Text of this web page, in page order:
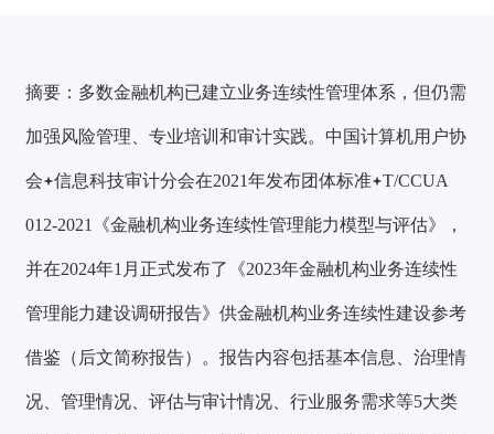
摘要： 多数金融机构已建立业务连续性管理体系，但仍需
加强风险管理、专业培训和审计实践。 中国计算机用户协
会 信息科技审计分会在2021年发布团体标准 T/CCUA
012-2021《金融机构业务连续性管理能力模型与评估》，
并在2024年1月正式发布了《2023年金融机构业务连续性
管理能力建设调研报告》供金融机构业务连续性建设参考
借鉴（后文简称报告）。报告内容包括基本信息、治理情
况、管理情况、评估与审计情况、行业服务需求等5大类